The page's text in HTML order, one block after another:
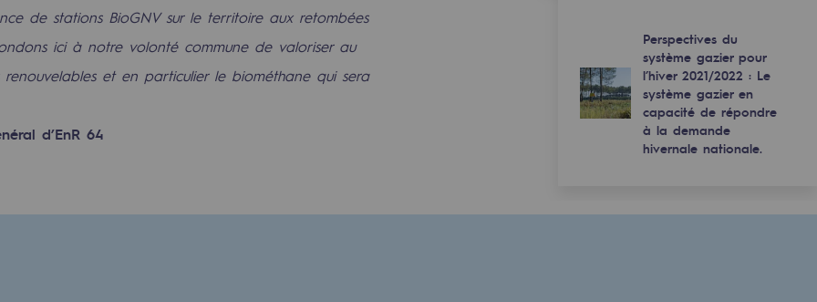
et bas carbone
de stations BioGNV sur le territoire aux retombées
ici à notre volonté commune de valoriser au
renouvelables et en particulier le biométhane qui sera
d’EnR 64
Perspectives du
système gazier pour
l’hiver 2021/2022 : Le
système gazier en
capacité de répondre
à la demande
hivernale nationale.